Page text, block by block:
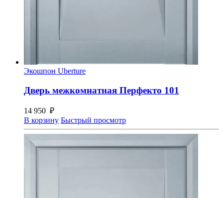
Экошпон Uberture
Дверь межкомнатная Перфекто 101
14 950 ₽
В корзину Быстрый просмотр